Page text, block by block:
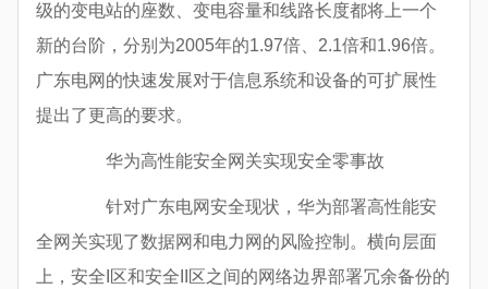
级的变电站的座数、变电容量和线路长度都将上一个
新的台阶，分别为2005年的1.97倍、2.1倍和1.96倍。
广东电网的快速发展对于信息系统和设备的可扩展性
提出了更高的要求。
华为高性能安全网关实现安全零事故
针对广东电网安全现状，华为部署高性能安
全网关实现了数据网和电力网的风险控制。横向层面
上，安全I区和安全II区之间的网络边界部署冗余备份的